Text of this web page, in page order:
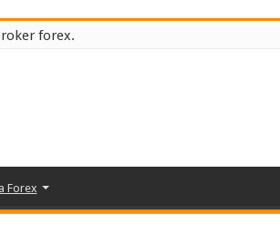
forex.
Forex